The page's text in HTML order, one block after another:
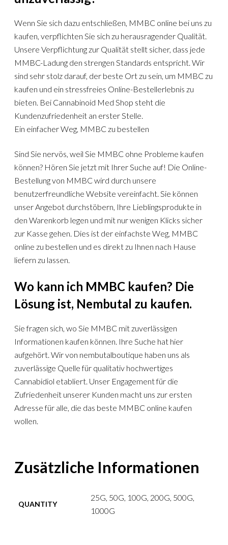
Wenn Sie sich dazu entschließen, MMBC online bei uns zu
kaufen, verpflichten Sie sich zu herausragender Qualität.
Unsere Verpflichtung zur Qualität stellt sicher, dass jede
MMBC-Ladung den strengen Standards entspricht. Wir
sind sehr stolz darauf, der beste Ort zu sein, um MMBC zu
kaufen und ein stressfreies Online-Bestellerlebnis zu
bieten. Bei Cannabinoid Med Shop steht die
Kundenzufriedenheit an erster Stelle.
Ein einfacher Weg, MMBC zu bestellen
Sind Sie nervös, weil Sie MMBC ohne Probleme kaufen
können? Hören Sie jetzt mit Ihrer Suche auf! Die Online-
Bestellung von MMBC wird durch unsere
benutzerfreundliche Website vereinfacht. Sie können
unser Angebot durchstöbern, Ihre Lieblingsprodukte in
den Warenkorb legen und mit nur wenigen Klicks sicher
zur Kasse gehen. Dies ist der einfachste Weg, MMBC
online zu bestellen und es direkt zu Ihnen nach Hause
liefern zu lassen.
Wo kann ich MMBC kaufen? Die
Lösung ist, Nembutal zu kaufen.
Sie fragen sich, wo Sie MMBC mit zuverlässigen
Informationen kaufen können. Ihre Suche hat hier
aufgehört. Wir von nembutalboutique haben uns als
zuverlässige Quelle für qualitativ hochwertiges
Cannabidiol etabliert. Unser Engagement für die
Zufriedenheit unserer Kunden macht uns zur ersten
Adresse für alle, die das beste MMBC online kaufen
wollen.
Zusätzliche Informationen
QUANTITY
25G, 50G, 100G, 200G, 500G,
1000G